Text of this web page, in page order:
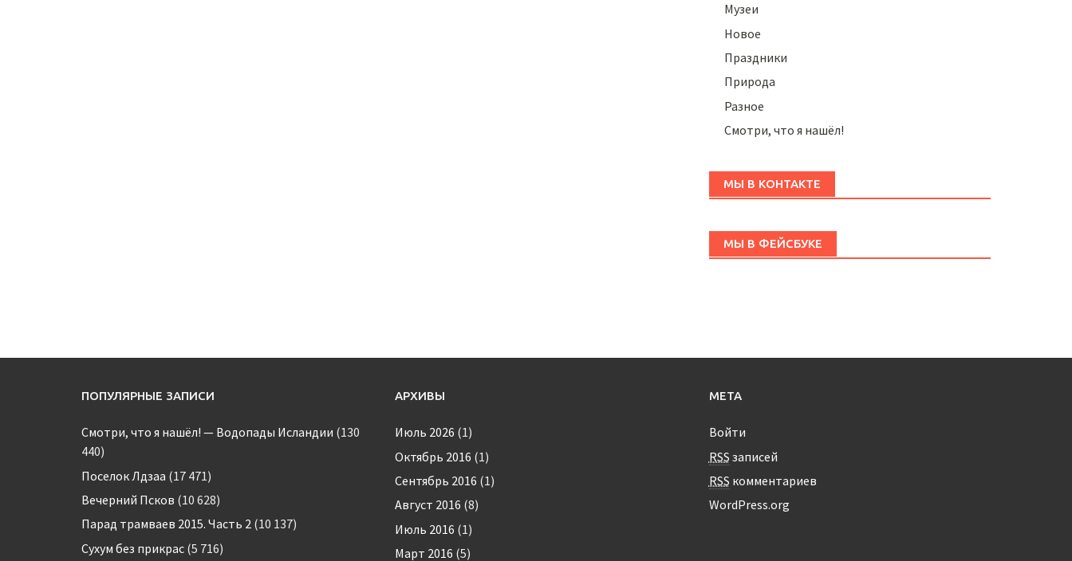
Музеи
Новое
Праздники
Природа
Разное
Смотри, что я нашёл!
МЫ В КОНТАКТЕ
МЫ В ФЕЙСБУКЕ
ПОПУЛЯРНЫЕ ЗАПИСИ
Смотри, что я нашёл! — Водопады Исландии (130
440)
Поселок Лдзаа (17 471)
Вечерний Псков (10 628)
Парад трамваев 2015. Часть 2 (10 137)
Сухум без прикрас (5 716)
АРХИВЫ
Июль 2026 (1)
Октябрь 2016 (1)
Сентябрь 2016 (1)
Август 2016 (8)
Июль 2016 (1)
Март 2016 (5)
МЕТА
Войти
RSS записей
RSS комментариев
WordPress.org